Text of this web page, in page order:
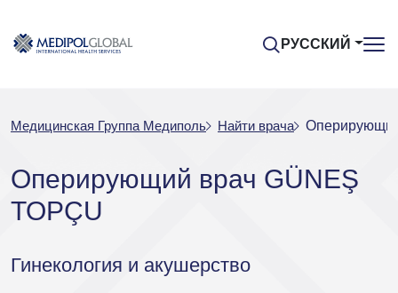
РУССКИЙ
Медицинская Группа Медиполь Найти врача
Оперирующий врач GÜNEŞ
TOPÇU
Гинекология и акушерство